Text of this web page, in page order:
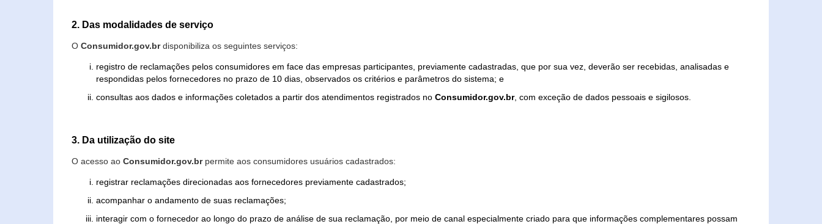
2. Das modalidades de serviço
O Consumidor.gov.brdisponibiliza os seguintes serviços:
registro de reclamações pelos consumidores em face das empresas participantes, previamente cadastradas, que por sua vez, deverão ser recebidas, analisadas e
respondidas pelos fornecedores no prazo de 10 dias, observados os critérios e parâmetros do sistema; e
consultas aos dados e informações coletados a partir dos atendimentos registrados no Consumidor.gov.br, com exceção de dados pessoais e sigilosos.
3. Da utilização do site
O acesso ao Consumidor.gov.brpermite aos consumidores usuários cadastrados:
registrar reclamações direcionadas aos fornecedores previamente cadastrados;
acompanhar o andamento de suas reclamações;
interagir com o fornecedor ao longo do prazo de análise de sua reclamação, por meio de canal especialmente criado para que informações complementares possam